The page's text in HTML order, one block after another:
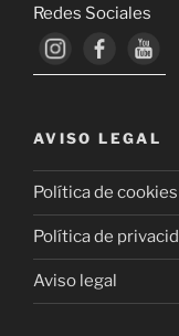
Redes Sociales
AVISO LEGAL
Política de cookies
Política de
Aviso legal